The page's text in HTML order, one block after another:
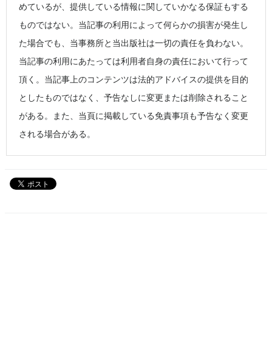
めているが、提供している情報に関していかなる保証もする
ものではない。当記事の利用によって何らかの損害が発生し
た場合でも、当事務所と当出版社は一切の責任を負わない。
当記事の利用にあたっては利用者自身の責任において行って
頂く。当記事上のコンテンツは法的アドバイスの提供を目的
としたものではなく、予告なしに変更または削除されること
がある。また、当頁に掲載している免責事項も予告なく変更
される場合がある。